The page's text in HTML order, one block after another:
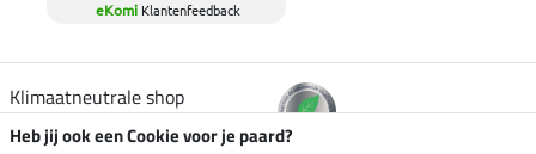
eKomi Klantenfeedback
Klimaatneutrale shop
Heb jij ook een Cookie voor je paard?